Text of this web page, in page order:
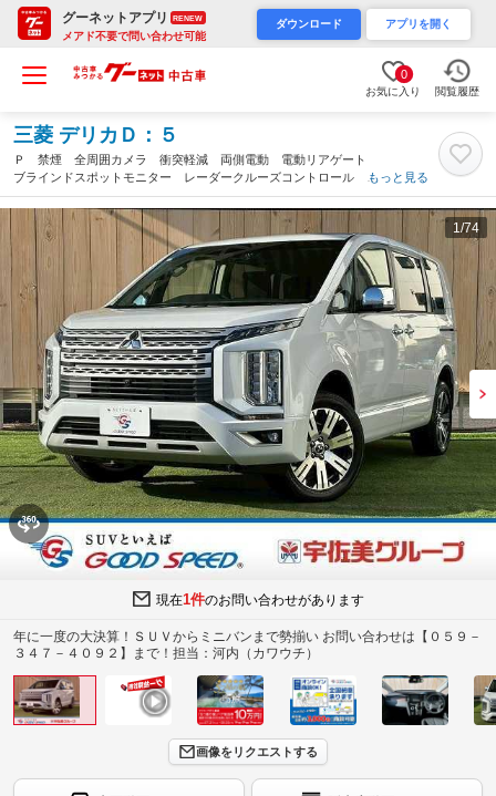
グーネットアプリ RENEW
メアド不要で問い合わせ可能
ダウンロード アプリを開く
0
お気に入り 閲覧履歴
三菱 デリカＤ：５
Ｐ 禁煙 全周囲カメラ 衝突軽減 両側電動 電動リアゲート
ブラインドスポットモニター レーダークルーズコントロール Ａ
Ｃ１００Ｖ パワーシート スマートキー プッシュスタート シ
ートヒーター ８人乗り（三重県）
もっと見る
1 /74
現在1件のお問い合わせがあります
年に一度の大決算！ＳＵＶからミニバンまで勢揃い お問い合わせは【０５９－
３４７－４０９２】まで！担当：河内（カワウチ）
画像をリクエストする